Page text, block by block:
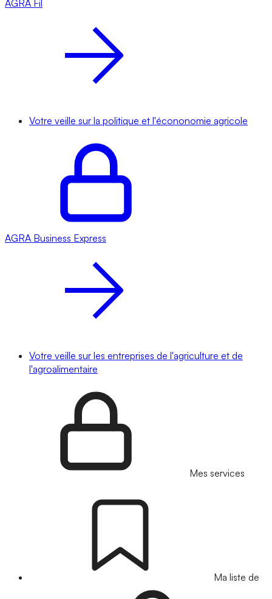
AGRA Fil
Votre veille sur la politique et l'écononomie agricole
AGRA Business Express
Votre veille sur les entreprises de l'agriculture et de
l'agroalimentaire
Mes services
Ma liste de